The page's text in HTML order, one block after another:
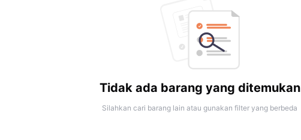
Tidak ada barang yang ditemukan
Silahkan cari barang lain atau gunakan filter yang berbeda